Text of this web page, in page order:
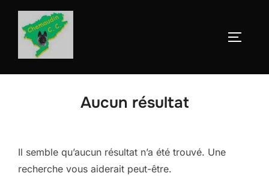
Aller
contenu
Aucun résultat
Il semble qu’aucun résultat n’a été trouvé. Une
recherche vous aiderait peut-être.